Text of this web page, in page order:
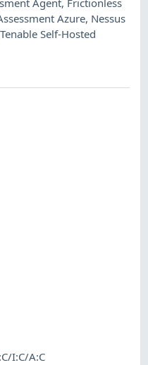
Azure, Nessus
Tenable Self-Hosted
I:C/A:C